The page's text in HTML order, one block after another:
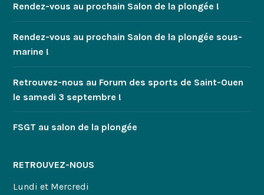
Rendez-vous au prochain Salon de la plongée !
Rendez-vous au prochain Salon de la plongée sous-
marine !
Retrouvez-nous au Forum des sports de Saint-Ouen
le samedi 3 septembre !
FSGT au salon de la plongée
RETROUVEZ-NOUS
Lundi et Mercredi